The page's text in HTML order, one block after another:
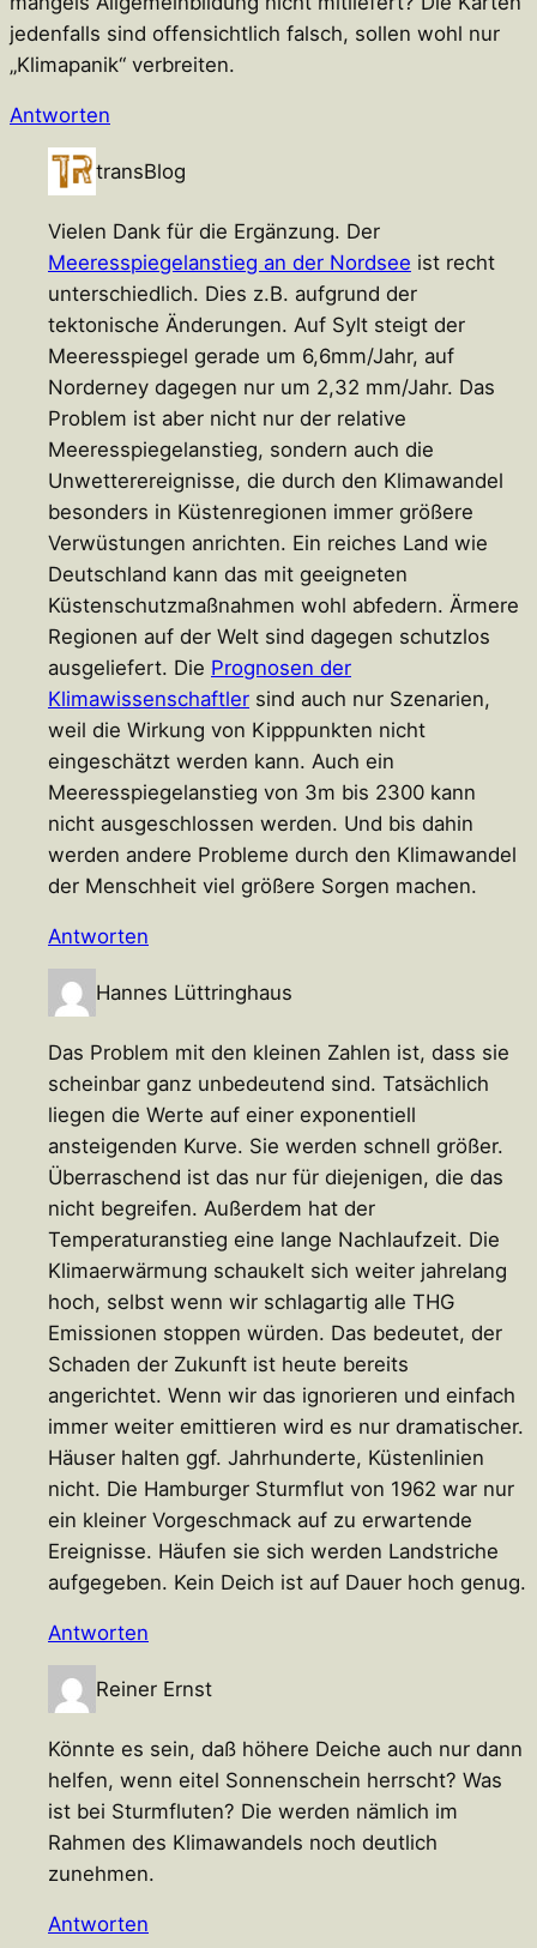
jedenfalls sind offensichtlich falsch, sollen wohl nur
„Klimapanik“ verbreiten.
Antworten
transBlog
Vielen Dank für die Ergänzung. Der
Meeresspiegelanstieg an der Nordsee ist recht
unterschiedlich. Dies z.B. aufgrund der
tektonische Änderungen. Auf Sylt steigt der
Meeresspiegel gerade um 6,6mm/Jahr, auf
Norderney dagegen nur um 2,32 mm/Jahr. Das
Problem ist aber nicht nur der relative
Meeresspiegelanstieg, sondern auch die
Unwetterereignisse, die durch den Klimawandel
besonders in Küstenregionen immer größere
Verwüstungen anrichten. Ein reiches Land wie
Deutschland kann das mit geeigneten
Küstenschutzmaßnahmen wohl abfedern. Ärmere
Regionen auf der Welt sind dagegen schutzlos
ausgeliefert. Die Prognosen der
Klimawissenschaftler sind auch nur Szenarien,
weil die Wirkung von Kipppunkten nicht
eingeschätzt werden kann. Auch ein
Meeresspiegelanstieg von 3m bis 2300 kann
nicht ausgeschlossen werden. Und bis dahin
werden andere Probleme durch den Klimawandel
der Menschheit viel größere Sorgen machen.
Antworten
Hannes Lüttringhaus
Das Problem mit den kleinen Zahlen ist, dass sie
scheinbar ganz unbedeutend sind. Tatsächlich
liegen die Werte auf einer exponentiell
ansteigenden Kurve. Sie werden schnell größer.
Überraschend ist das nur für diejenigen, die das
nicht begreifen. Außerdem hat der
Temperaturanstieg eine lange Nachlaufzeit. Die
Klimaerwärmung schaukelt sich weiter jahrelang
hoch, selbst wenn wir schlagartig alle THG
Emissionen stoppen würden. Das bedeutet, der
Schaden der Zukunft ist heute bereits
angerichtet. Wenn wir das ignorieren und einfach
immer weiter emittieren wird es nur dramatischer.
Häuser halten ggf. Jahrhunderte, Küstenlinien
nicht. Die Hamburger Sturmflut von 1962 war nur
ein kleiner Vorgeschmack auf zu erwartende
Ereignisse. Häufen sie sich werden Landstriche
aufgegeben. Kein Deich ist auf Dauer hoch genug.
Antworten
Reiner Ernst
Könnte es sein, daß höhere Deiche auch nur dann
helfen, wenn eitel Sonnenschein herrscht? Was
ist bei Sturmfluten? Die werden nämlich im
Rahmen des Klimawandels noch deutlich
zunehmen.
Antworten